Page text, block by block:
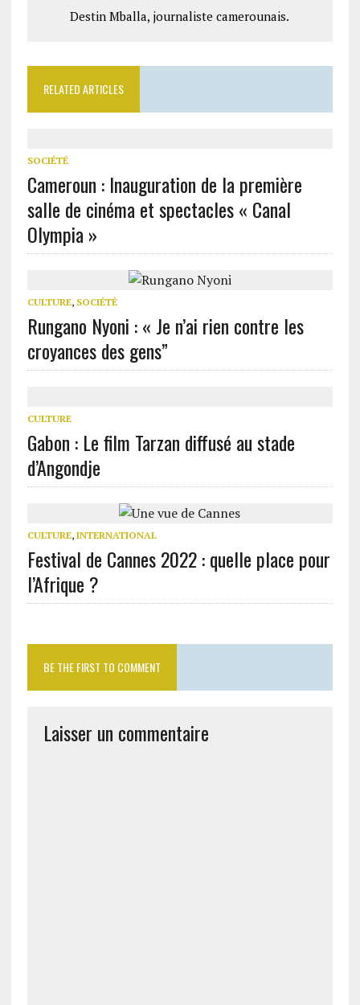
Destin Mballa, journaliste camerounais.
RELATED ARTICLES
SOCIÉTÉ
Cameroun : Inauguration de la première
salle de cinéma et spectacles « Canal
Olympia »
CULTURE, SOCIÉTÉ
Rungano Nyoni : « Je n’ai rien contre les
croyances des gens”
CULTURE
Gabon : Le film Tarzan diffusé au stade
d’Angondje
CULTURE, INTERNATIONAL
Festival de Cannes 2022 : quelle place pour
l’Afrique ?
BE THE FIRST TO COMMENT
Laisser un commentaire